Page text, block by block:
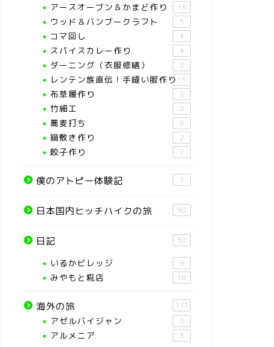
アースオーブン＆かまど作り 13
ウッド＆バンブークラフト 5
コマ回し 4
スパイスカレー作り 4
ダーニング（衣服修繕） 3
レンテン族直伝！手縫い服作り 15
布草履作り 2
竹細工 2
蕎麦打ち 8
鍋敷き作り 2
餃子作り 7
僕のアトピー体験記 7
日本国内ヒッチハイクの旅 98
日記 50
いるかビレッジ 9
みやもと糀店 18
海外の旅 177
アゼルバイジャン 5
アルメニア 3